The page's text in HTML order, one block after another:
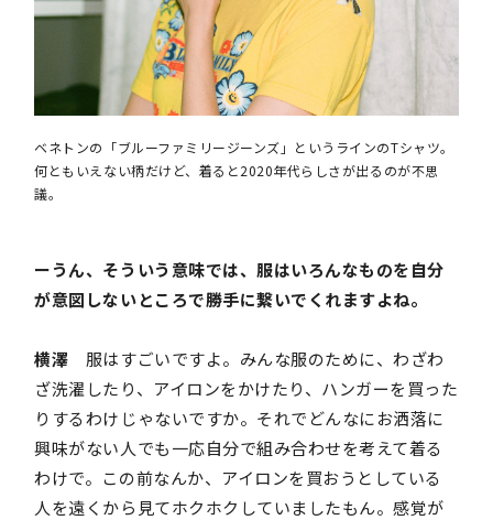
ベネトンの「ブルーファミリージーンズ」というラインのTシャツ。
何ともいえない柄だけど、着ると2020年代らしさが出るのが不思
議。
ーうん、そういう意味では、服はいろんなものを自分
が意図しないところで勝手に繋いでくれますよね。
横澤 服はすごいですよ。みんな服のために、わざわ
ざ洗濯したり、アイロンをかけたり、ハンガーを買った
りするわけじゃないですか。それでどんなにお洒落に
興味がない人でも一応自分で組み合わせを考えて着る
わけで。この前なんか、アイロンを買おうとしている
人を遠くから見てホクホクしていましたもん。感覚が